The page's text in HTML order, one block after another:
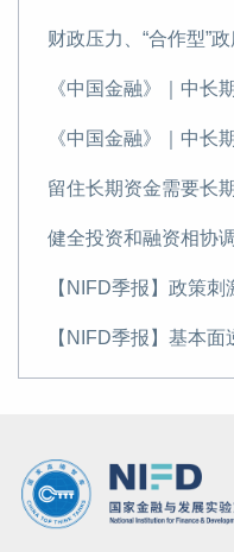
征收房地产税的难点
货币政策如何支持住
尹中立专栏丨需关注
需关注股市资金的虹
不断完善“市场+保障
中证A50指数即将发
关注市场无风险收益
财政压力、“合作型”
《中国金融》｜中长
《中国金融》｜中长
留住长期资金需要长
健全投资和融资相协